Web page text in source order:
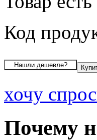
Код
хочу
Почему